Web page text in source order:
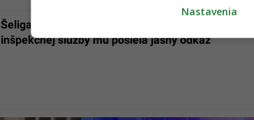
Šeliga vytiahol na Zuriana vážny incident: Riaditeľ
inšpekčnej služby mu posiela jasný odkaz
Nastavenia